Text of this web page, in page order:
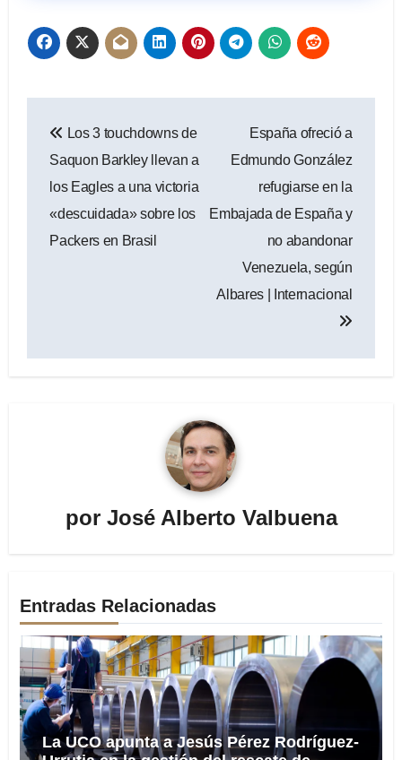
de
entradas
Los 3 touchdowns de
Saquon Barkley llevan a
los Eagles a una victoria
«descuidada» sobre los
Packers en Brasil
España ofreció a
Edmundo González
refugiarse en la
Embajada de España y
no abandonar
Venezuela, según
Albares | Internacional
por José Alberto Valbuena
Entradas Relacionadas
La UCO apunta a Jesús Pérez Rodríguez-